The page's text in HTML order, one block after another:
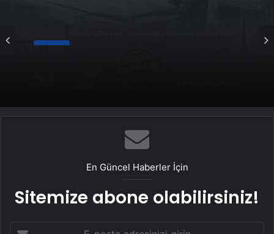
En Güncel Haberler İçin
Sitemize abone olabilirsiniz!